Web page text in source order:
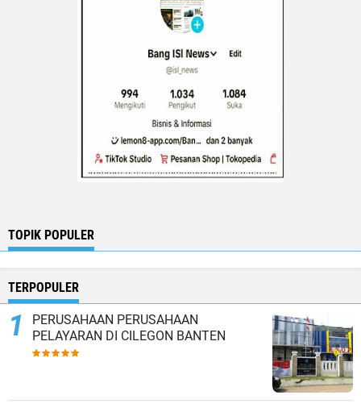
TOPIK POPULER
TERPOPULER
PERUSAHAAN PERUSAHAAN
PELAYARAN DI CILEGON BANTEN